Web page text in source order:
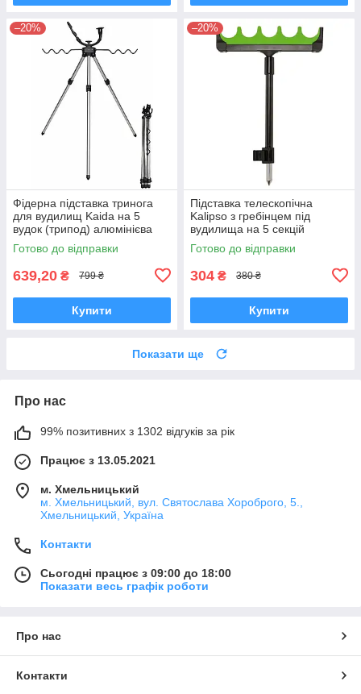
–20%
Фідерна підставка тринога
для вудилищ Kaida на 5
вудок (трипод) алюмінієва
телескопічна
Готово до відправки
639,20 ₴ 799 ₴
Купити
–20%
Підставка телескопічна
Kalipso з гребінцем під
вудилища на 5 секцій
Готово до відправки
304 ₴ 380 ₴
Купити
Показати ще
Про нас
99% позитивних з 1302 відгуків за рік
Працює з 13.05.2021
м. Хмельницький
м. Хмельницький, вул. Святослава Хороброго, 5.,
Хмельницький, Україна
Контакти
Сьогодні працює з 09:00 до 18:00
Показати весь графік роботи
Про нас
Контакти